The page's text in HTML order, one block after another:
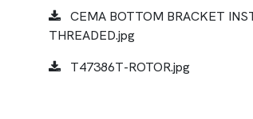
CEMA BOTTOM BRACKET
THREADED.jpg
T47386T-ROTOR.jpg